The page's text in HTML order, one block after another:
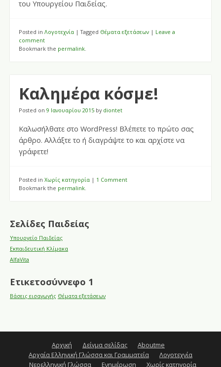
του Υπουργείου Παιδείας.
Posted in Λογοτεχνία |Tagged Θέματα εξετάσεων | Leave a
comment
Bookmark the permalink.
Καλημέρα κόσμε!
Posted on 9 Ιανουαρίου 2015 by diontet
Καλωσήλθατε στο WordPress! Βλέπετε το πρώτο σας
άρθρο. Αλλάξτε το ή διαγράψτε το και αρχίστε να
γράφετε!
Posted in Χωρίς κατηγορία | 1 Comment
Bookmark the permalink
Σελίδες Παιδείας
Υπουργείο Παιδείας
Εκπαιδευτική Κλίμακα
AlfaVita
Ετικετοσύννεφο 1
Βάσεις εισαγωγής Θέματα εξετάσεων
Αρχική Δείγμα σελίδας
Aboutme
Αρχαία Ελληνική Γλώσσα και Γραμματεία
Λογοτεχνία
Νεοελληνική Γλώσσα
Ενημέρωση Χωρίς κατηγορία